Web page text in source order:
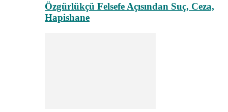
Özgürlükçü Felsefe Açısından Suç, Ceza,
Hapishane